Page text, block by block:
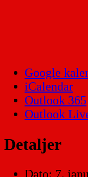
Google
iCalendar
Outlook 365
Outlook
Detaljer
Dato: 7.